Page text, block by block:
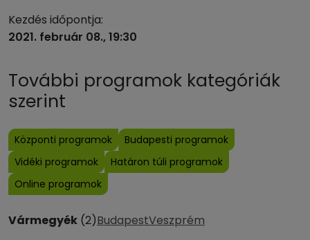
Kezdés időpontja:
2021. február 08., 19:30
További programok kategóriák
szerint
Központi programok
Budapesti programok
Vidéki programok
Határon túli programok
Online programok
Vármegyék (2)BudapestVeszprém